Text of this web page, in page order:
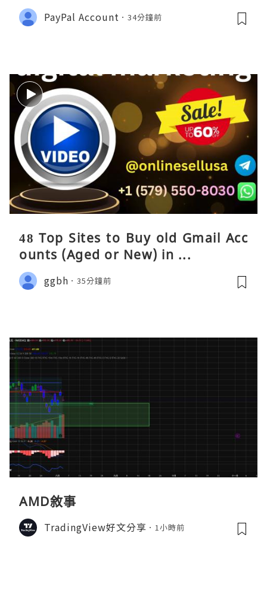
PayPal Account 34分鐘前
48 Top Sites to Buy old Gmail Acc
ounts (Aged or New) in ...
ggbh 35分鐘前
AMD敘事
TradingView好文分享 1小時前